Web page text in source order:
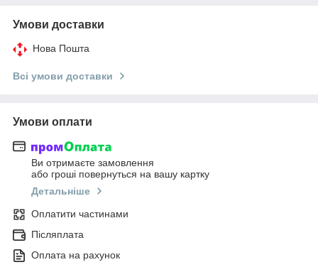
Умови доставки
Нова Пошта
Всі умови доставки
Умови оплати
Ви отримаєте замовлення
або гроші повернуться на вашу картку
Детальніше
Оплатити частинами
Післяплата
Оплата на рахунок